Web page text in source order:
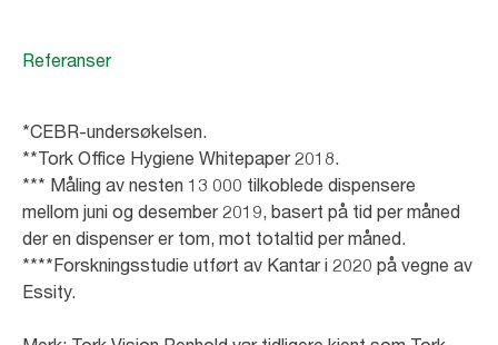
Referanser
*CEBR-undersøkelsen.
**Tork Office Hygiene Whitepaper 2018.
*** Måling av nesten 13 000 tilkoblede dispensere
mellom juni og desember 2019, basert på tid per måned
der en dispenser er tom, mot totaltid per måned.
****Forskningsstudie utført av Kantar i 2020 på vegne av
Essity.